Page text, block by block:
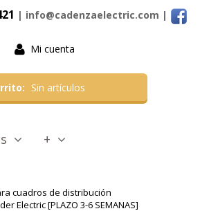
| info@cadenzaelectric.com |
Mi cuenta
Sin artículos
+
cuadros de distribución
Electric [PLAZO 3-6 SEMANAS]